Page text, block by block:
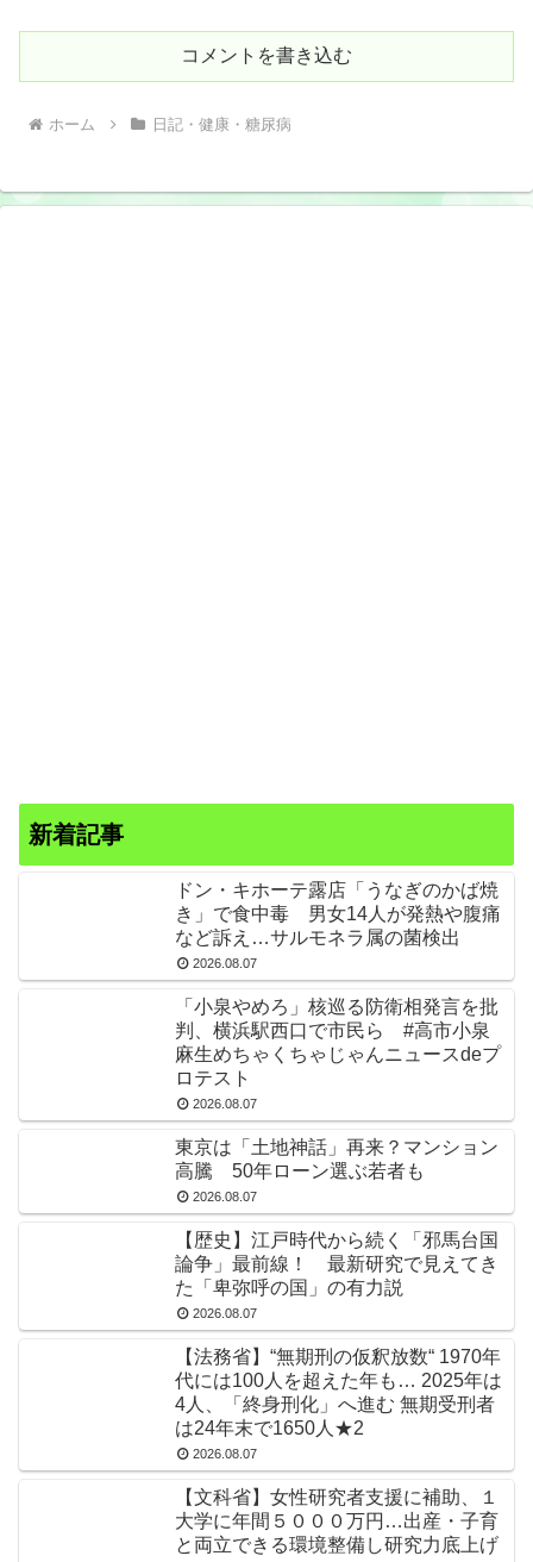
コメントを書き込む
ホーム 日記・健康・糖尿病
新着記事
ドン・キホーテ露店「うなぎのかば焼
き」で食中毒 男女14人が発熱や腹痛
など訴え…サルモネラ属の菌検出
2026.08.07
「小泉やめろ」核巡る防衛相発言を批
判、横浜駅西口で市民ら #高市小泉
麻生めちゃくちゃじゃんニュースdeプ
ロテスト
2026.08.07
東京は「土地神話」再来？マンション
高騰 50年ローン選ぶ若者も
2026.08.07
【歴史】江戸時代から続く「邪馬台国
論争」最前線！ 最新研究で見えてき
た「卑弥呼の国」の有力説
2026.08.07
【法務省】“無期刑の仮釈放数“ 1970年
代には100人を超えた年も… 2025年は
4人、「終身刑化」へ進む 無期受刑者
は24年末で1650人★2
2026.08.07
【文科省】女性研究者支援に補助、１
大学に年間５０００万円…出産・子育
と両立できる環境整備し研究力底上げ